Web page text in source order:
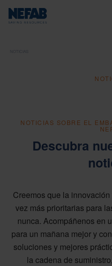
NOTICIAS
NOTICIAS SOBRE EL
Descubra
Creemos que la
vez más prioritarias para
nunca. Acompáñenos en
para un mañana mejor y
soluciones y mejores
la cadena de